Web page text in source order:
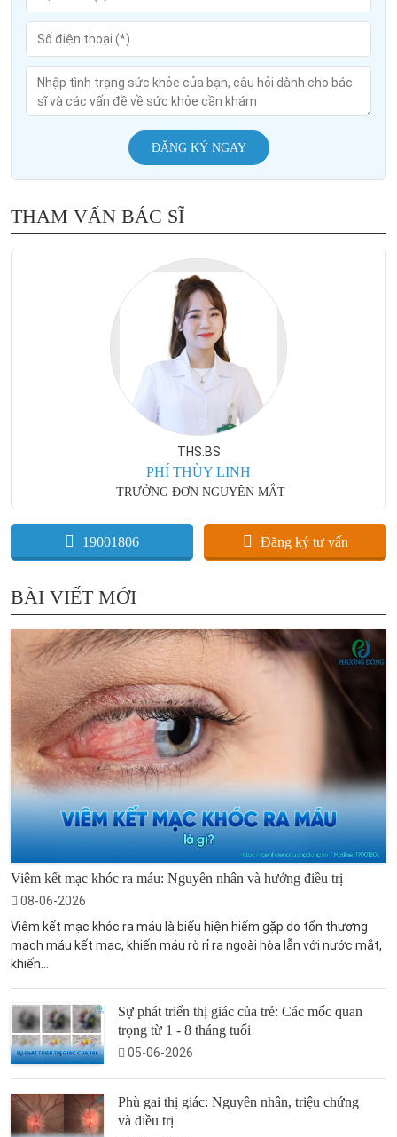
ĐĂNG KÝ NGAY
THAM VẤN BÁC SĨ
THS.BS
PHÍ THÙY LINH
TRƯỞNG ĐƠN NGUYÊN MẮT
19001806 Đăng ký tư vấn
BÀI VIẾT MỚI
Viêm kết mạc khóc ra máu: Nguyên nhân và hướng điều trị
08-06-2026
Viêm kết mạc khóc ra máu là biểu hiện hiếm gặp do tổn thương
mạch máu kết mạc, khiến máu rò rỉ ra ngoài hòa lẫn với nước mắt,
khiến...
Sự phát triển thị giác của trẻ: Các mốc quan
trọng từ 1 - 8 tháng tuổi
05-06-2026
Phù gai thị giác: Nguyên nhân, triệu chứng
và điều trị